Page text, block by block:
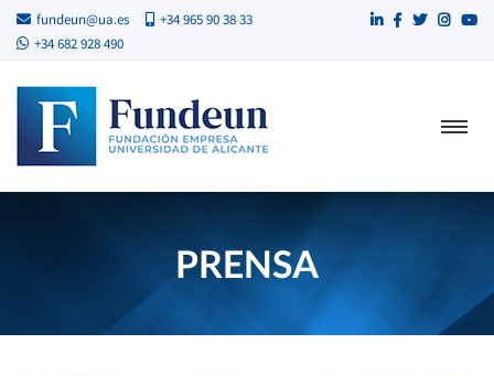
fundeun@ua.es
+34 965 90 38 33
+34 682 928 490
PRENSA